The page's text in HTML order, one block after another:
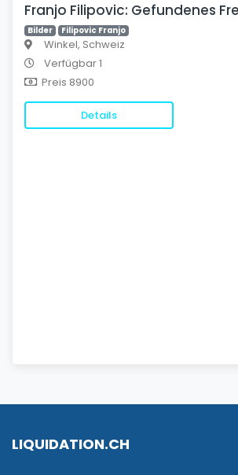
Franjo Filipovic: Gefundenes
Bilder Filipovic Franjo
Winkel, Schweiz
Verfügbar 1
Preis 8900
Details
LIQUIDATION.CH